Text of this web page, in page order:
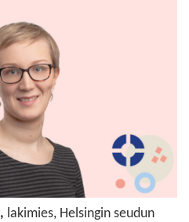
, lakimies, Helsingin seudun